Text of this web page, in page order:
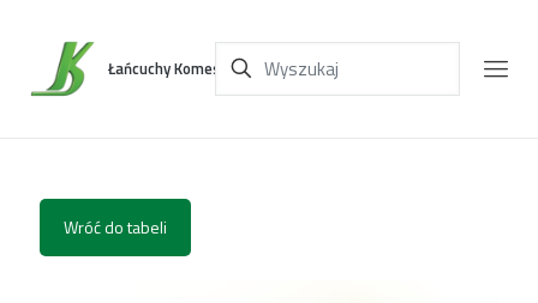
Łańcuchy Komes
Wróć do tabeli